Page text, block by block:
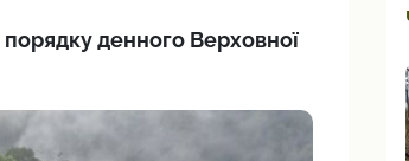
денного Верховної